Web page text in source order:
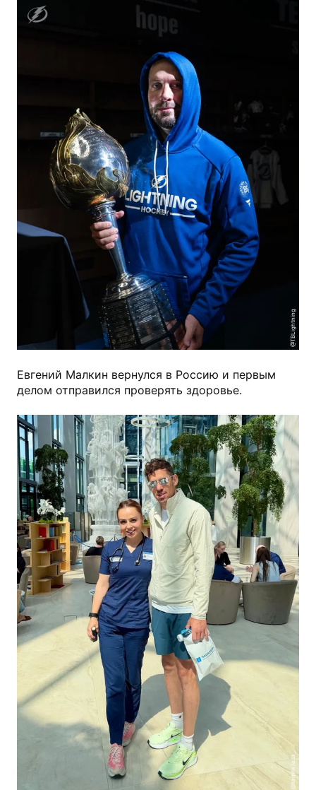
@TBLightning
Евгений Малкин вернулся в Россию и первым
делом отправился проверять здоровье.
@kamila.la.la_